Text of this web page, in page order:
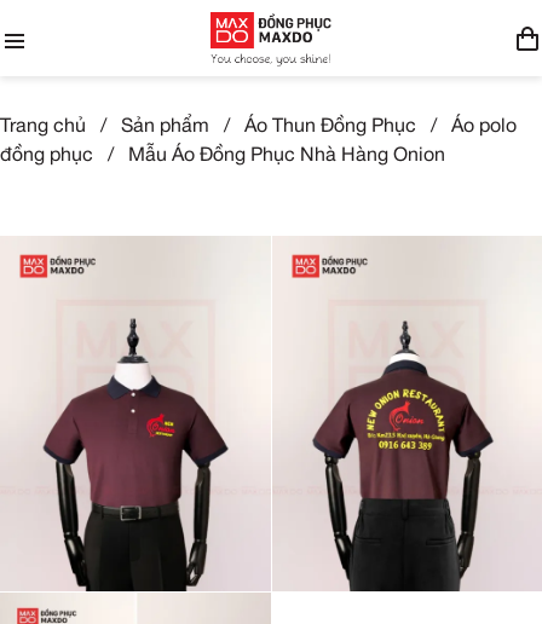
Trang chủ / Sản phẩm / Áo Thun Đồng Phục /
Áo polo
đồng phục
/ Mẫu Áo Đồng Phục Nhà Hàng Onion